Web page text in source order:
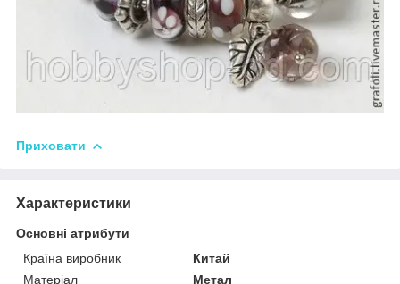
Приховати
Характеристики
Основні атрибути
Країна виробник
Китай
Матеріал
Метал